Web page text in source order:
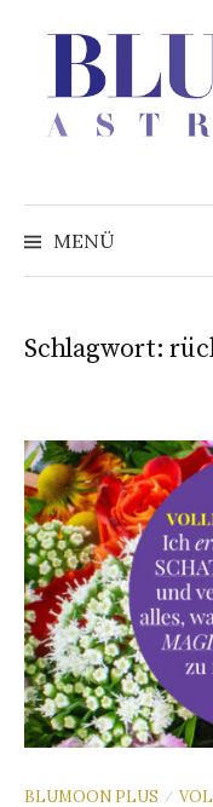
überspringen
MENÜ
Schlagwort:
BLUMOON PLUS /